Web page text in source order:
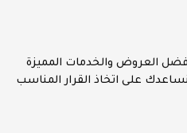
العروض والخدمات المميزة
على اتخاذ القرار المناسب